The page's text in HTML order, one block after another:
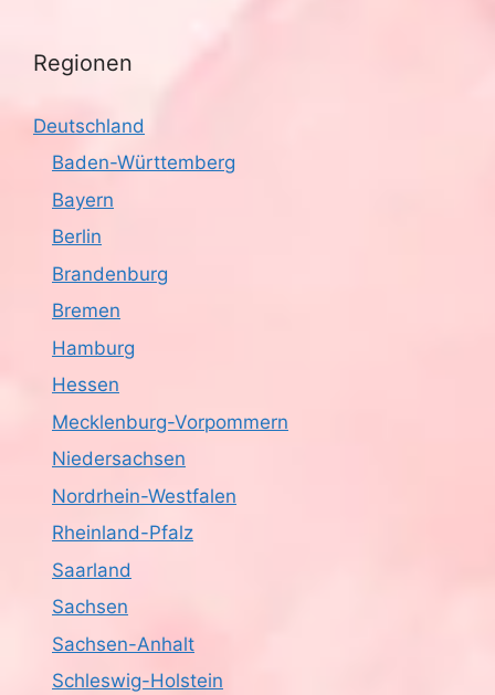
Regionen
Deutschland
Baden-Württemberg
Bayern
Berlin
Brandenburg
Bremen
Hamburg
Hessen
Mecklenburg-Vorpommern
Niedersachsen
Nordrhein-Westfalen
Rheinland-Pfalz
Saarland
Sachsen
Sachsen-Anhalt
Schleswig-Holstein